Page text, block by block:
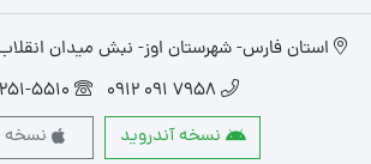
استان فارس- شهرستان اوز- نبش میدان
7958 091 0912
5510
نسخه آندروید
نسخه IOS